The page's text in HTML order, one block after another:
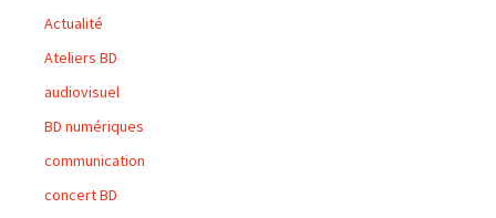
Actualité
Ateliers BD
audiovisuel
BD numériques
communication
concert BD